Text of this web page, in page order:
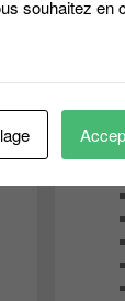
souhaitez en